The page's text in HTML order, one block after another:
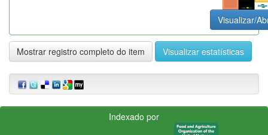
Visualizar/
Mostrar registro completo do item Visualizar estatísticas
Indexado por